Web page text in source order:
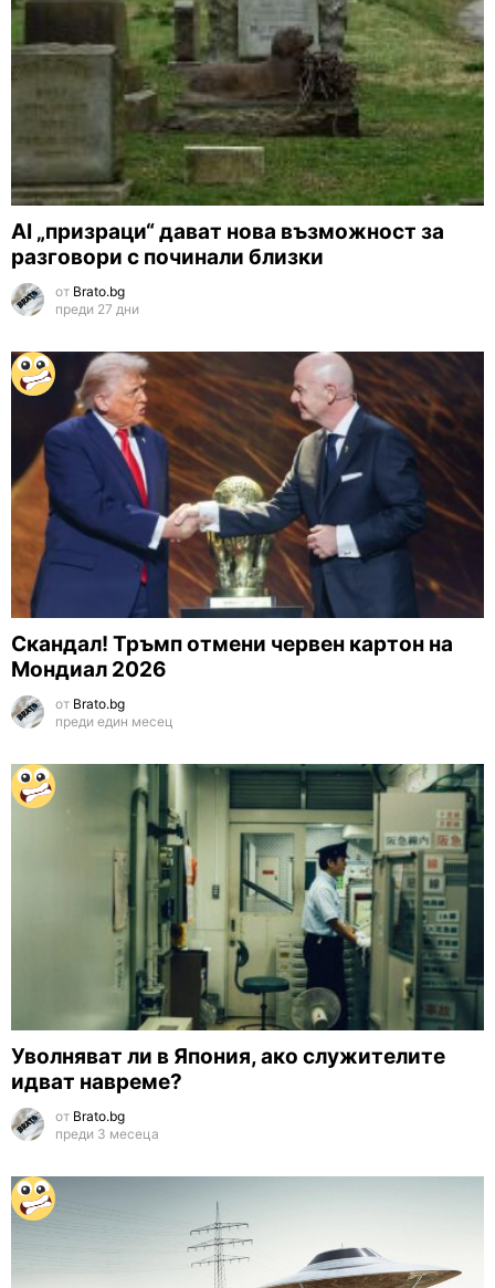
AI „призраци“ дават нова възможност за
разговори с починали близки
от Brato.bg
преди 27 дни
Скандал! Тръмп отмени червен картон на
Мондиал 2026
от Brato.bg
преди един месец
Уволняват ли в Япония, ако служителите
идват навреме?
от Brato.bg
преди 3 месеца